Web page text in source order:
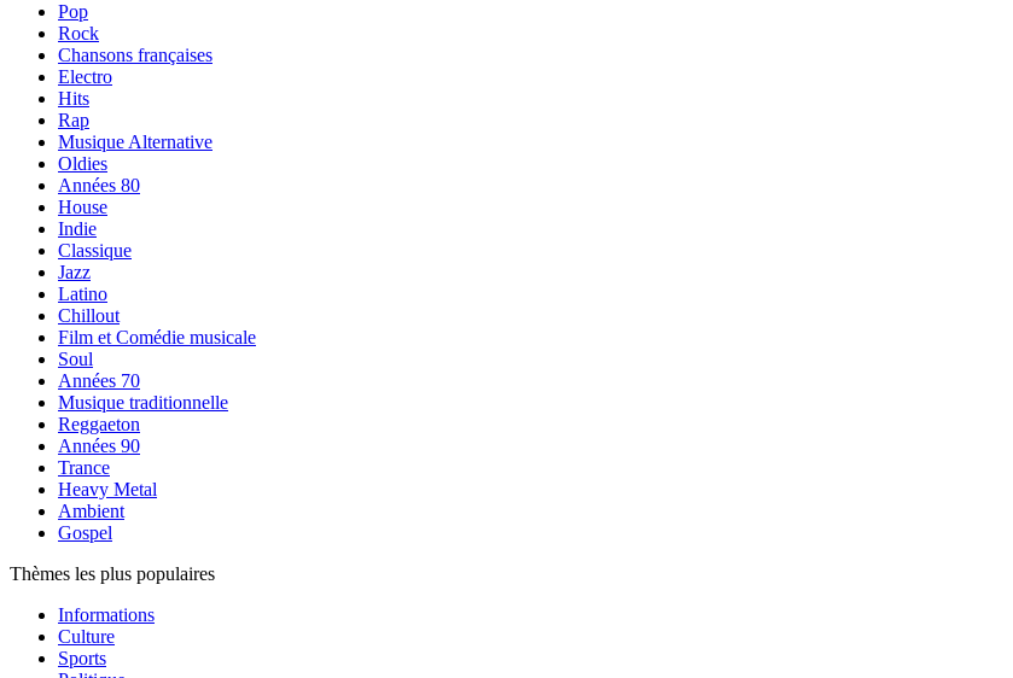
Pop
Rock
Chansons françaises
Electro
Hits
Rap
Musique Alternative
Oldies
Années 80
House
Indie
Classique
Jazz
Latino
Chillout
Film et Comédie musicale
Soul
Années 70
Musique traditionnelle
Reggaeton
Années 90
Trance
Heavy Metal
Ambient
Gospel
Thèmes les plus populaires
Informations
Culture
Sports